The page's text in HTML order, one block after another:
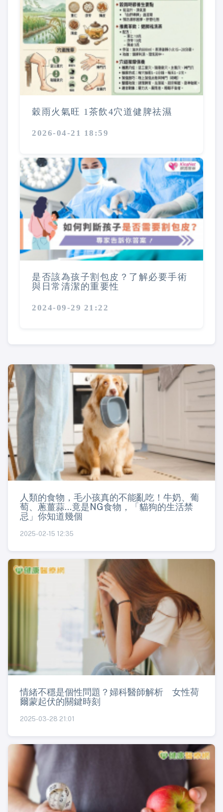
穀雨火氣旺 1茶飲4穴道健脾祛濕
2026-04-21 18:59
是否該為孩子割包皮？了解必要手術
與日常清潔的重要性
2024-09-29 21:22
人類的食物，毛小孩真的不能亂吃！牛奶、葡
萄、蔥薑蒜...竟是NG食物，「貓狗的生活禁
忌」你知道幾個
2025-02-15 12:35
情緒不穩是個性問題？婦科醫師解析 女性荷
爾蒙起伏的關鍵時刻
2025-03-28 21:01